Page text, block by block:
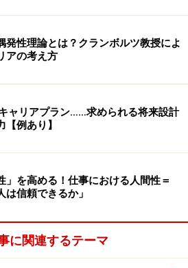
1/2 次のページへ
発性理論とは？クランボルツ教授によ
アの考え方
ャリアプラン……求められる将来設計
【例あり】
」を高める！仕事における人間性＝
は信頼できるか」
に関連するテーマ